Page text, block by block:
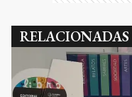
RELACIONADAS